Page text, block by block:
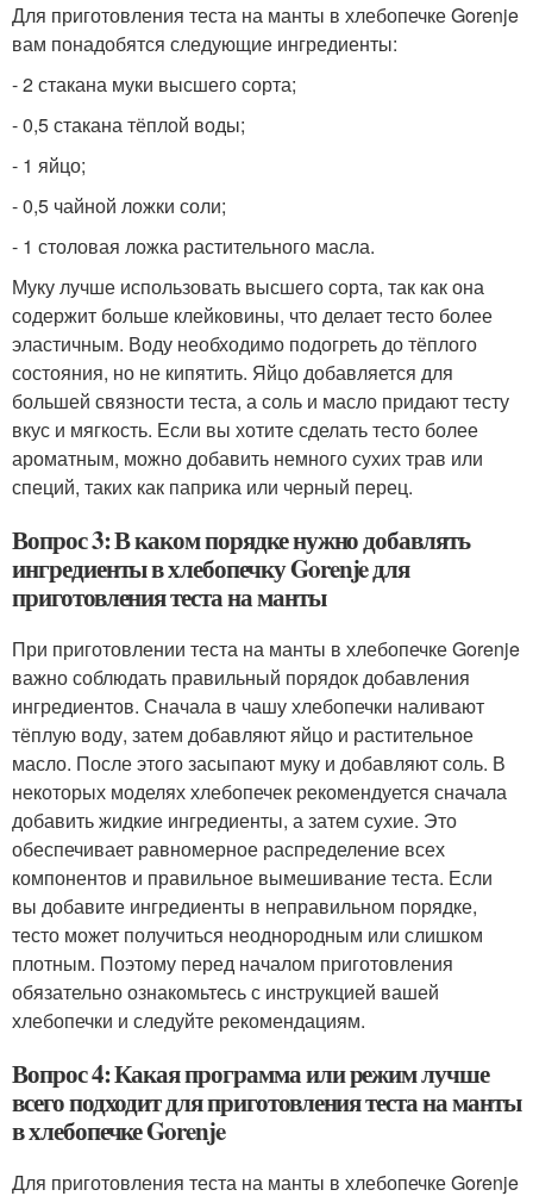
Для приготовления теста на манты в хлебопечке Gorenje
вам понадобятся следующие ингредиенты:
- 2 стакана муки высшего сорта;
- 0,5 стакана тёплой воды;
- 1 яйцо;
- 0,5 чайной ложки соли;
- 1 столовая ложка растительного масла.
Муку лучше использовать высшего сорта, так как она
содержит больше клейковины, что делает тесто более
эластичным. Воду необходимо подогреть до тёплого
состояния, но не кипятить. Яйцо добавляется для
большей связности теста, а соль и масло придают тесту
вкус и мягкость. Если вы хотите сделать тесто более
ароматным, можно добавить немного сухих трав или
специй, таких как паприка или черный перец.
Вопрос 3: В каком порядке нужно добавлять
ингредиенты в хлебопечку Gorenje для
приготовления теста на манты
При приготовлении теста на манты в хлебопечке Gorenje
важно соблюдать правильный порядок добавления
ингредиентов. Сначала в чашу хлебопечки наливают
тёплую воду, затем добавляют яйцо и растительное
масло. После этого засыпают муку и добавляют соль. В
некоторых моделях хлебопечек рекомендуется сначала
добавить жидкие ингредиенты, а затем сухие. Это
обеспечивает равномерное распределение всех
компонентов и правильное вымешивание теста. Если
вы добавите ингредиенты в неправильном порядке,
тесто может получиться неоднородным или слишком
плотным. Поэтому перед началом приготовления
обязательно ознакомьтесь с инструкцией вашей
хлебопечки и следуйте рекомендациям.
Вопрос 4: Какая программа или режим лучше
всего подходит для приготовления теста на манты
в хлебопечке Gorenje
Для приготовления теста на манты в хлебопечке Gorenje